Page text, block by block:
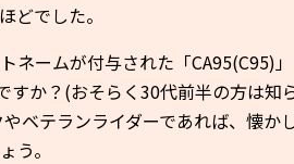
どでした。
ネームが付与された「CA95(C95)
すか？(おそらく30代前半の方は知
ベテランライダーであれば、懐か
う。